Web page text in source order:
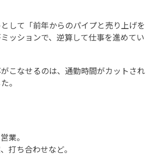
して「前年からのパイプと売り上げを
ッションで、逆算して仕事を進めてい
こなせるのは、通勤時間がカットされ
。
業。
打ち合わせなど。